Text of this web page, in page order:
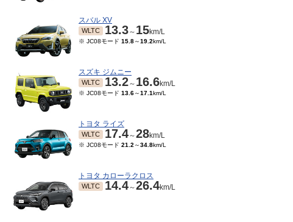
JC08 14.4
スバル XV
WLTC 13.3～ 15km/L
※ JC08モード 15.8～19.2km/L
スズキ ジムニー
WLTC 13.2～ 16.6km/L
※ JC08モード 13.6～17.1km/L
トヨタ ライズ
WLTC 17.4～28km/L
※ JC08モード 21.2 ～34.8km/L
トヨタ カローラクロス
WLTC 14.4～26.4km/L